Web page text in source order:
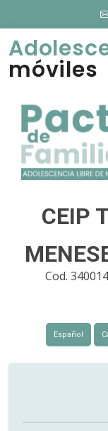
móviles
CEIP
Cod.
Español